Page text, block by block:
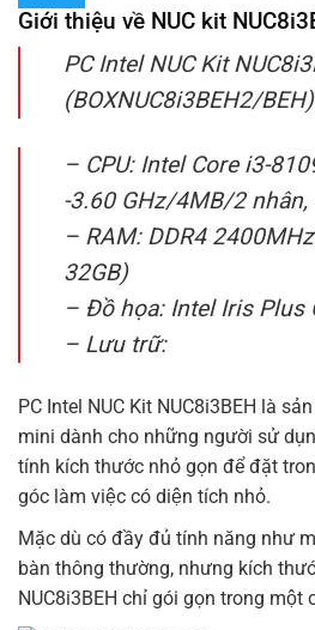
Giới thiệu về NUC kit
PC Intel NUC Kit
(BOXNUC8i3BEH2/BEH)
– CPU: Intel Core i3-
-3.60 GHz/4MB/2
– RAM: DDR4
32GB)
– Đồ họa: Intel Iris Plus
– Lưu trữ:
PC Intel NUC Kit NUC8i3BEH là
mini dành cho những người sử
tính kích thước nhỏ gọn để đặt
góc làm việc có diện tích nhỏ.
Mặc dù có đầy đủ tính năng như
bàn thông thường, nhưng kích
NUC8i3BEH chỉ gói gọn trong một